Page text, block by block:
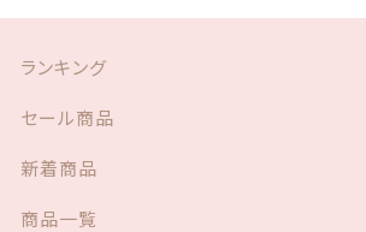
ランキング
セール商品
新着商品
商品一覧